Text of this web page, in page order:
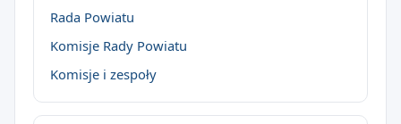
Rada Powiatu
Komisje Rady Powiatu
Komisje i zespoły